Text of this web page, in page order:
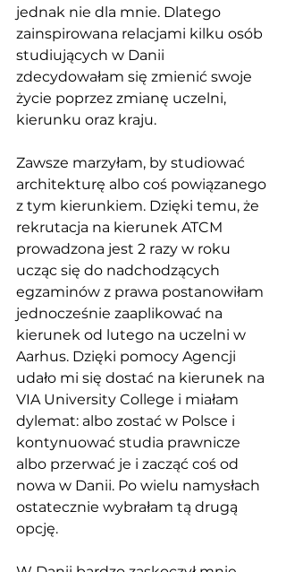
jednak nie dla mnie. Dlatego
zainspirowana relacjami kilku osób
studiujących w Danii
zdecydowałam się zmienić swoje
życie poprzez zmianę uczelni,
kierunku oraz kraju.
Zawsze marzyłam, by studiować
architekturę albo coś powiązanego
z tym kierunkiem. Dzięki temu, że
rekrutacja na kierunek ATCM
prowadzona jest 2 razy w roku
ucząc się do nadchodzących
egzaminów z prawa postanowiłam
jednocześnie zaaplikować na
kierunek od lutego na uczelni w
Aarhus. Dzięki pomocy Agencji
udało mi się dostać na kierunek na
VIA University College i miałam
dylemat: albo zostać w Polsce i
kontynuować studia prawnicze
albo przerwać je i zacząć coś od
nowa w Danii. Po wielu namysłach
ostatecznie wybrałam tą drugą
opcję.